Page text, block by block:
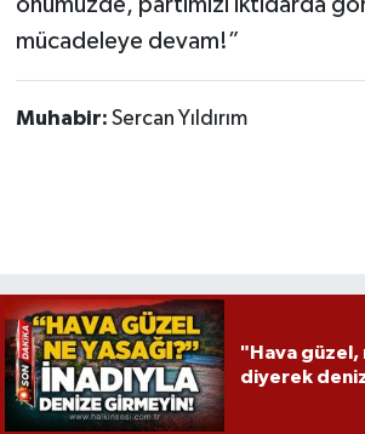
önümüzde, partimizi iktidarda
mücadeleye devam!”
Muhabir: Sercan Yıldırım
"Hava güzel,
diyerek